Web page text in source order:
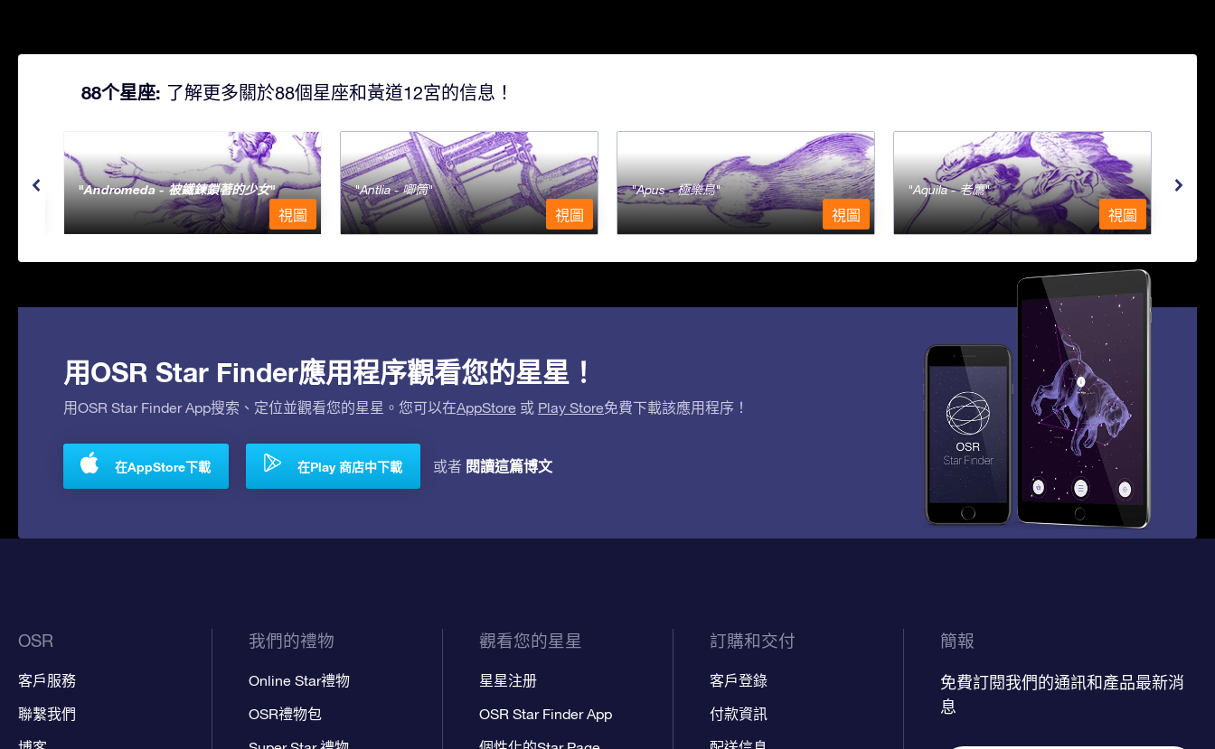
88个星座: 了解更多關於88個星座和黃道12宮的信息！
Andromeda - 被鐵鍊鎖著的少女
視圖
Antlia - 唧筒
視圖
Apus - 極樂鳥
視圖
Aquila - 老鷹
視圖
用OSR Star Finder應用程序觀看您的星星！
用OSR Star Finder App搜索、定位並觀看您的星星。您可以在AppStore 或 Play Store免費下載該應用程序！
在AppStore下載 在Play 商店中下載 或者 閱讀這篇博文
OSR
客戶服務
聯繫我們
我們的禮物
Online Star禮物
OSR禮物包
觀看您的星星
星星注册
OSR Star Finder App
訂購和交付
客戶登錄
付款資訊
簡報
免費訂閱我們的通訊和產品最新消
息